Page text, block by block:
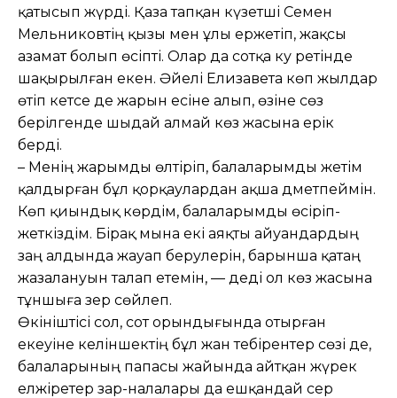
қатысып жүрді. Қаза тапқан күзетші Семен
Мельниковтің қызы мен ұлы ержетіп, жақсы
азамат болып өсіпті. Олар да сотқа куә ретінде
шақырылған екен. Әйелі Елизавета көп жылдар
өтіп кетсе де жарын есіне алып, өзіне сөз
берілгенде шыдай алмай көз жасына ерік
берді.
– Менің жарымды өлтіріп, бала­ларымды жетім
қалдырған бұл қорқау­лардан ақша дәметпеймін.
Көп қиындық көрдім, балаларымды өсіріп-
жеткіздім. Бірақ мына екі аяқты айуандардың
заң алдында жауап берулерін, барынша қатаң
жазалануын талап етемін, — деді ол көз жасына
тұншыға әзер сөйлеп.
Өкініштісі сол, сот орындығында отыр­ған
екеуіне келіншектің бұл жан тебірентер сөзі де,
балаларының папа­сы жайында айтқан жүрек
елжіретер зар-налалары да ешқандай әсер